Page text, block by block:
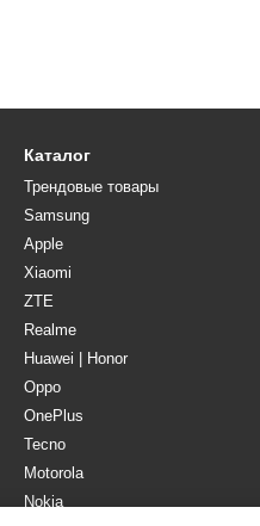
Каталог
Трендовые товары
Samsung
Apple
Xiaomi
ZTE
Realme
Huawei | Honor
Oppo
OnePlus
Tecno
Motorola
Nokia